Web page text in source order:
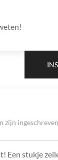
zijn ingeschreven
Een stukje